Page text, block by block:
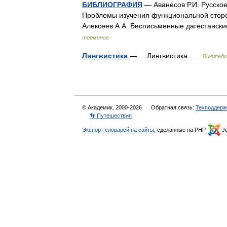
БИБЛИОГРАФИЯ — Аванесов Р.И.
Проблемы изучения функциональной
Алексеев А А. Бесписьменные
терминов
Лингвистика — Лингвистика …
© Академик, 2000-2026 Обратная связь:
👣 Путешествия
Экспорт словарей на сайты , сделанные на PHP,